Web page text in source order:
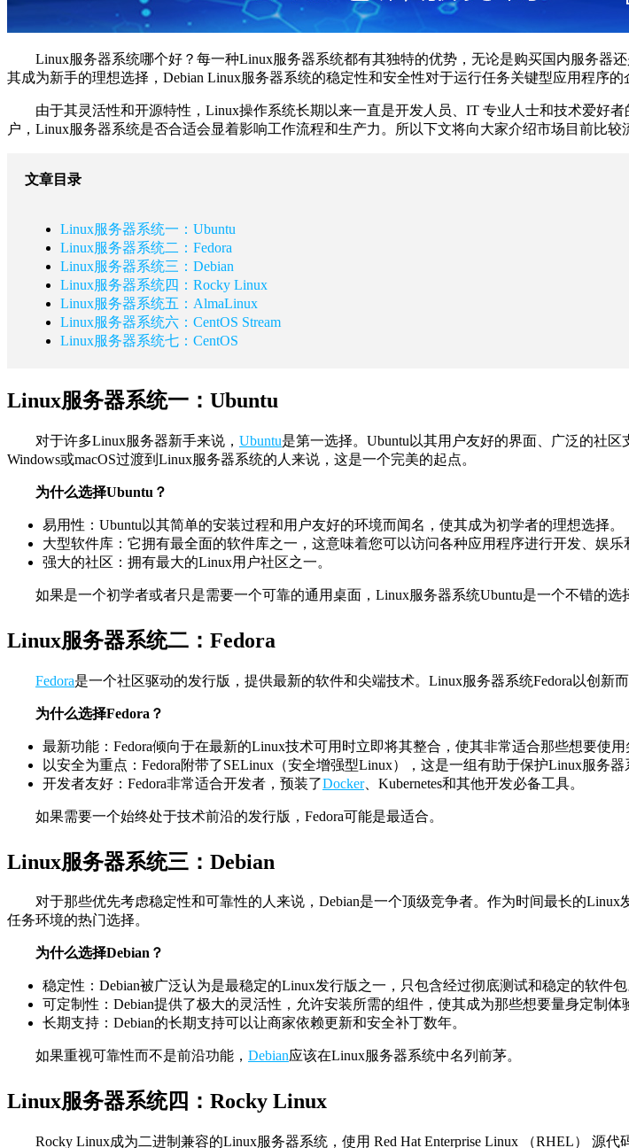
Linux服务器系统哪个好？每一种Linux服务器系统都有其独特的优势，无论是购买国内服务器还
其成为新手的理想选择，Debian Linux服务器系统的稳定性和安全性对于运行任务关键型应用程序的
由于其灵活性和开源特性，Linux操作系统长期以来一直是开发人员、IT 专业人士和技术爱好
户，Linux服务器系统是否合适会显着影响工作流程和生产力。所以下文将向大家介绍市场目前比
文章目录
Linux服务器系统一：Ubuntu
Linux服务器系统二：Fedora
Linux服务器系统三：Debian
Linux服务器系统四：Rocky Linux
Linux服务器系统五：AlmaLinux
Linux服务器系统六：CentOS Stream
Linux服务器系统七：CentOS
Linux服务器系统一：Ubuntu
对于许多Linux服务器新手来说， Ubuntu是第一选择。Ubuntu以其用户友好的界面、广泛的社
Windows或macOS过渡到Linux服务器系统的人来说，这是一个完美的起点。
为什么选择Ubuntu？
易用性：Ubuntu以其简单的安装过程和用户友好的环境而闻名，使其成为初学者的理想选择。
大型软件库：它拥有最全面的软件库之一，这意味着您可以访问各种应用程序进行开发、娱乐
强大的社区：拥有最大的Linux用户社区之一。
如果是一个初学者或者只是需要一个可靠的通用桌面，Linux服务器系统Ubuntu是一个不错的选
Linux服务器系统二：Fedora
Fedora是一个社区驱动的发行版，提供最新的软件和尖端技术。Linux服务器系统Fedora以创新
为什么选择Fedora？
最新功能：Fedora倾向于在最新的Linux技术可用时立即将其整合，使其非常适合那些想要使用
以安全为重点：Fedora附带了SELinux（安全增强型Linux），这是一组有助于保护Linux服务器
开发者友好：Fedora非常适合开发者，预装了Docker、Kubernetes和其他开发必备工具。
如果需要一个始终处于技术前沿的发行版，Fedora可能是最适合。
Linux服务器系统三：Debian
对于那些优先考虑稳定性和可靠性的人来说，Debian是一个顶级竞争者。作为时间最长的
任务环境的热门选择。
为什么选择Debian？
稳定性：Debian被广泛认为是最稳定的Linux发行版之一，只包含经过彻底测试和稳定的软件包
可定制性：Debian提供了极大的灵活性，允许安装所需的组件，使其成为那些想要量身定制体
长期支持：Debian的长期支持可以让商家依赖更新和安全补丁数年。
如果重视可靠性而不是前沿功能， Debian应该在Linux服务器系统中名列前茅。
Linux服务器系统四：Rocky Linux
Rocky Linux成为二进制兼容的Linux服务器系统，使用 Red Hat Enterprise Linux （RHEL） 源